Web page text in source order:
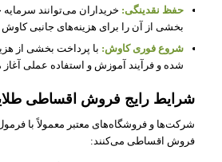
حفظ نقدینگی: خریداران می‌توانند
بخشی از آن را برای هزینه‌های جانبی
شروع فوری کاوش: با پرداخت بخشی از
شده و فرآیند آموزش و استفاده عملی
شرایط رایج فروش اقساطی
شرکت‌ها و فروشگاه‌های معتبر معمولاً با
فروش اقساطی می‌کنند: